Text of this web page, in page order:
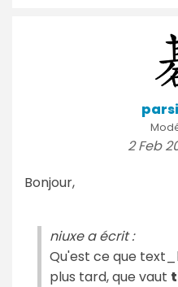
2 Feb
Bonjour,
niuxe a écrit :
Qu'est ce que
plus tard, que vaut